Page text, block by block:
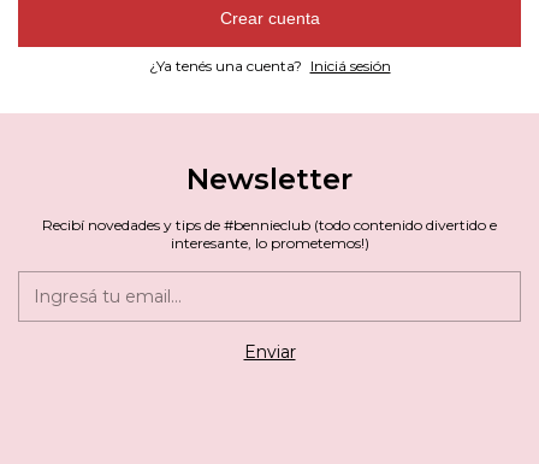
Crear cuenta
¿Ya tenés una cuenta? Iniciá sesión
Newsletter
Recibí novedades y tips de #bennieclub (todo contenido divertido e
interesante, lo prometemos!)